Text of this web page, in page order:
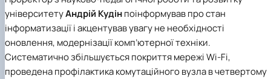
університетуАндрій Кудінпоінформував про стан
інформатизації і акцентував увагу не необхідності
оновлення, модернізації комп’ютерної техніки.
Систематично збільшується покриття мережі Wi-Fi,
проведена профілактика комутаційного вузла в четвертому